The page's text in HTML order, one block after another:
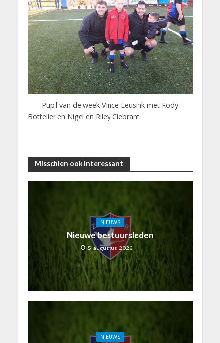
Pupil van de week Vince Leusink met Rody
Bottelier en Nigel en Riley Ciebrant
Misschien ook interessant
NIEUWS
Nieuwe bestuursleden
5 augustus 2026
NIEUWS